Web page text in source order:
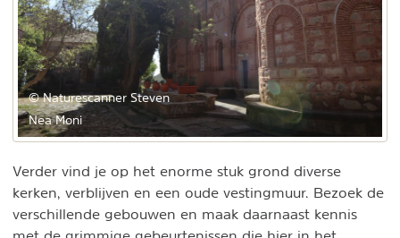
© Naturescanner Steven
Nea Moni
Verder vind je op het enorme stuk grond diverse
kerken, verblijven en een oude vestingmuur. Bezoek de
verschillende gebouwen en maak daarnaast kennis
met de grimmige gebeurtenissen die hier in het